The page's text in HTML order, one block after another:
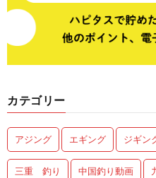
カテゴリー
アジング エギング ジギン
三重 釣り 中国釣り動画